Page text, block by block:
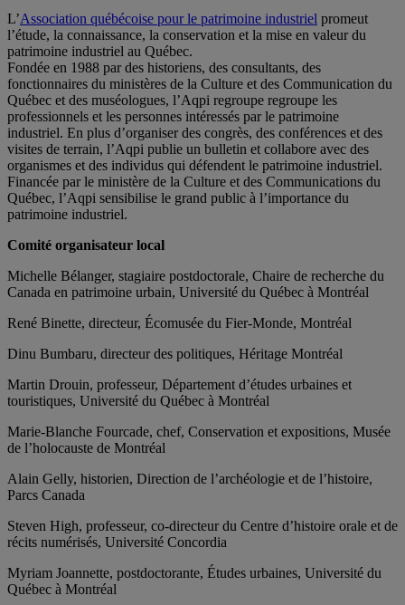
L’Association québécoise pour le patrimoine industriel promeut
l’étude, la connaissance, la conservation et la mise en valeur du
patrimoine industriel au Québec.
Fondée en 1988 par des historiens, des consultants, des
fonctionnaires du ministères de la Culture et des Communication du
Québec et des muséologues, l’Aqpi regroupe regroupe les
professionnels et les personnes intéressés par le patrimoine
industriel. En plus d’organiser des congrès, des conférences et des
visites de terrain, l’Aqpi publie un bulletin et collabore avec des
organismes et des individus qui défendent le patrimoine industriel.
Financée par le ministère de la Culture et des Communications du
Québec, l’Aqpi sensibilise le grand public à l’importance du
patrimoine industriel.
Comité organisateur local
Michelle Bélanger, stagiaire postdoctorale, Chaire de recherche du
Canada en patrimoine urbain, Université du Québec à Montréal
René Binette, directeur, Écomusée du Fier-Monde, Montréal
Dinu Bumbaru, directeur des politiques, Héritage Montréal
Martin Drouin, professeur, Département d’études urbaines et
touristiques, Université du Québec à Montréal
Marie-Blanche Fourcade, chef, Conservation et expositions, Musée
de l’holocauste de Montréal
Alain Gelly, historien, Direction de l’archéologie et de l’histoire,
Parcs Canada
Steven High, professeur, co-directeur du Centre d’histoire orale et de
récits numérisés, Université Concordia
Myriam Joannette, postdoctorante, Études urbaines, Université du
Québec à Montréal